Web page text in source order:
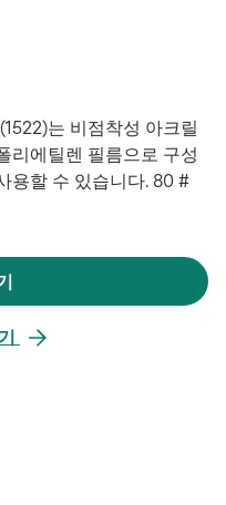
는 비점착성 아크릴
리에틸렌 필름으로 구성
용할 수 있습니다. 80 #